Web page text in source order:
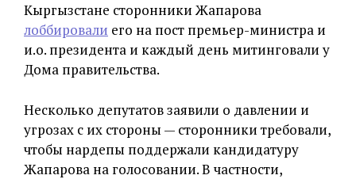
Кыргызстане сторонники Жапарова
лоббировали его на пост премьер-министра и
и.о. президента и каждый день митинговали у
Дома правительства.
Несколько депутатов заявили о давлении и
угрозах с их стороны — сторонники требовали,
чтобы нардепы поддержали кандидатуру
Жапарова на голосовании. В частности,